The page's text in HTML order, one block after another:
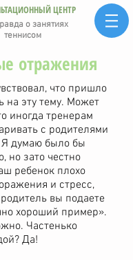
ЦЕНТР
о занятиях
теннисом
отражения
что пришло
на эту тему. Может
иногда тренерам
с родителями
Я думаю было бы
но зато честно
ребенок плохо
и стресс,
вы подаете
хороший пример».
Частенько
Да!